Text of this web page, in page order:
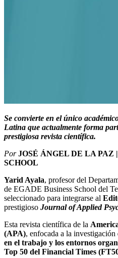
Se convierte en el único
Latina que actualmente forma
prestigiosa revista científica.
Por JOSÉ ÁNGEL DE LA PAZ
SCHOOL
Yarid Ayala, profesor del
de EGADE Business School del
seleccionado para integrarse al
prestigioso Journal of Applied
Esta revista científica de la
(APA), enfocada a la investigación
en el trabajo y los entornos
Top 50 del Financial Times